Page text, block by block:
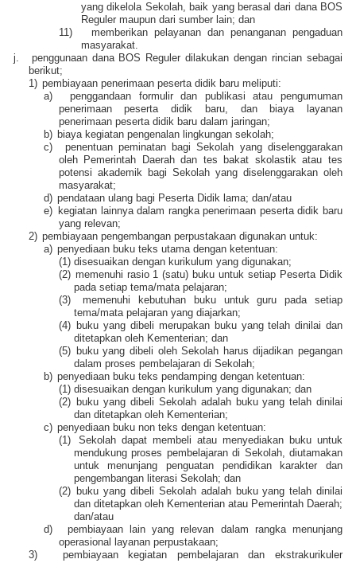
yang dikelola Sekolah, baik yang berasal dari dana BOS
Reguler maupun dari sumber lain; dan
11)
memberikan pelayanan dan penanganan pengaduan
masyarakat.
j.
penggunaan dana BOS Reguler dilakukan dengan rincian sebagai
berikut;
1) pembiayaan penerimaan peserta didik baru meliputi:
a)
penggandaan formulir dan publikasi atau pengumuman
penerimaan peserta didik baru, dan biaya layanan
penerimaan peserta didik baru dalam jaringan;
b) biaya kegiatan pengenalan lingkungan sekolah;
c)
penentuan peminatan bagi Sekolah yang diselenggarakan
oleh Pemerintah Daerah dan tes bakat skolastik atau tes
potensi akademik bagi Sekolah yang diselenggarakan oleh
masyarakat;
d) pendataan ulang bagi Peserta Didik lama; dan/atau
e) kegiatan lainnya dalam rangka penerimaan peserta didik baru
yang relevan;
2) pembiayaan pengembangan perpustakaan digunakan untuk:
a) penyediaan buku teks utama dengan ketentuan:
(1) disesuaikan dengan kurikulum yang digunakan;
(2) memenuhi rasio 1 (satu) buku untuk setiap Peserta Didik
pada setiap tema/mata pelajaran;
(3)
memenuhi kebutuhan buku untuk guru pada setiap
tema/mata pelajaran yang diajarkan;
(4) buku yang dibeli merupakan buku yang telah dinilai dan
ditetapkan oleh Kementerian; dan
(5) buku yang dibeli oleh Sekolah harus dijadikan pegangan
dalam proses pembelajaran di Sekolah;
b) penyediaan buku teks pendamping dengan ketentuan:
(1) disesuaikan dengan kurikulum yang digunakan; dan
(2) buku yang dibeli Sekolah adalah buku yang telah dinilai
dan ditetapkan oleh Kementerian;
c) penyediaan buku non teks dengan ketentuan:
(1)
Sekolah dapat membeli atau menyediakan buku untuk
mendukung proses pembelajaran di Sekolah, diutamakan
untuk menunjang penguatan pendidikan karakter dan
pengembangan literasi Sekolah; dan
(2) buku yang dibeli Sekolah adalah buku yang telah dinilai
dan ditetapkan oleh Kementerian atau Pemerintah Daerah;
dan/atau
d)
pembiayaan lain yang relevan dalam rangka menunjang
operasional layanan perpustakaan;
3)
pembiayaan kegiatan pembelajaran dan ekstrakurikuler